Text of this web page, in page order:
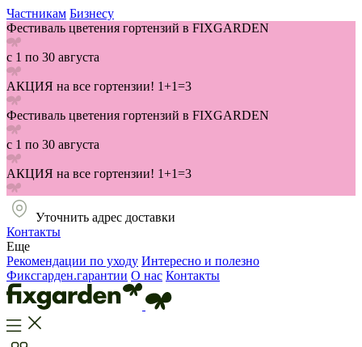
Частникам Бизнесу
Фестиваль цветения гортензий в FIXGARDEN
с 1 по 30 августа
АКЦИЯ на все гортензии! 1+1=3
Фестиваль цветения гортензий в FIXGARDEN
с 1 по 30 августа
АКЦИЯ на все гортензии! 1+1=3
Уточнить адрес доставки
Контакты
Еще
Рекомендации по уходу Интересно и полезно
Фиксгарден.гарантии О нас Контакты